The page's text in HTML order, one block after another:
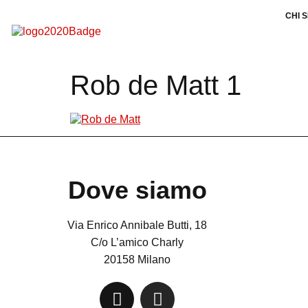
CHI
Rob de Matt 1
Dove siamo
Via Enrico Annibale Butti, 18
C/o L’amico Charly
20158 Milano